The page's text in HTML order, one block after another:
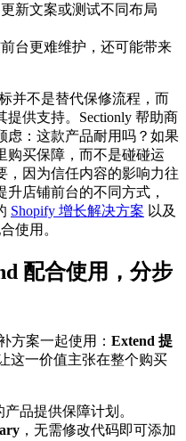
新文案或测试不同布局
台更难维护，还可能带来
并不是替代保修流程，而
提供支持。Sectionly 帮助商
虑：这款产品耐用吗？如果
购买保障，而不是碰碰运
，因为信任内容的影响力往
店铺前台的不同方式，
Shopify 增长解决方案 以及
使用。
配合使用，分步
方案一起使用： Extend 提
这一价值主张在整个购买
产品提供保障计划。
，无需修改代码即可添加